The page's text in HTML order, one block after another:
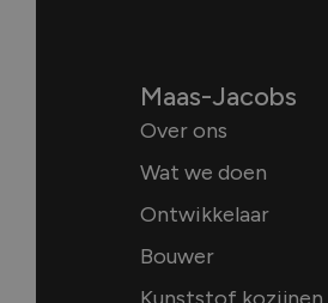
Maas-Jacobs
Over ons
Wat we doen
Ontwikkelaar
Bouwer